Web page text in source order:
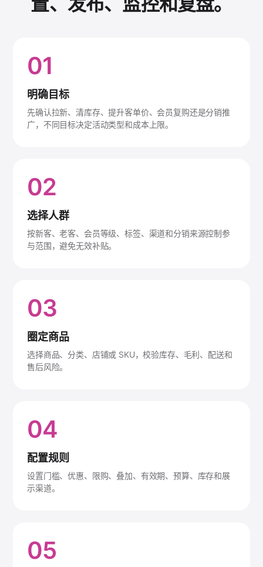
01
明确目标
先确认拉新、清库存、提升客单价、会员复购还是分销推
广，不同目标决定活动类型和成本上限。
02
选择人群
按新客、老客、会员等级、标签、渠道和分销来源控制参
与范围，避免无效补贴。
03
圈定商品
选择商品、分类、店铺或 SKU，校验库存、毛利、配送和
售后风险。
04
配置规则
设置门槛、优惠、限购、叠加、有效期、预算、库存和展
示渠道。
05